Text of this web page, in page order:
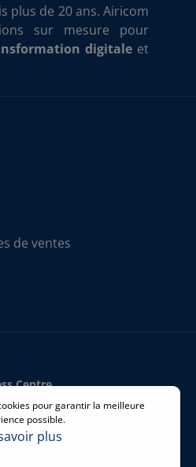
plus de 20 ans. Airicom
sur mesure pour
digitale et
de ventes
Centre
pour garantir la meilleure
possible.
plus